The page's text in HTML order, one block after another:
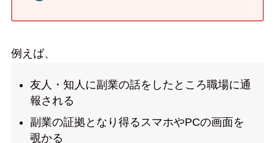
例えば、
友人・知人に副業の話をしたところ職場に通
報される
副業の証拠となり得るスマホやPCの画面を
覗かる